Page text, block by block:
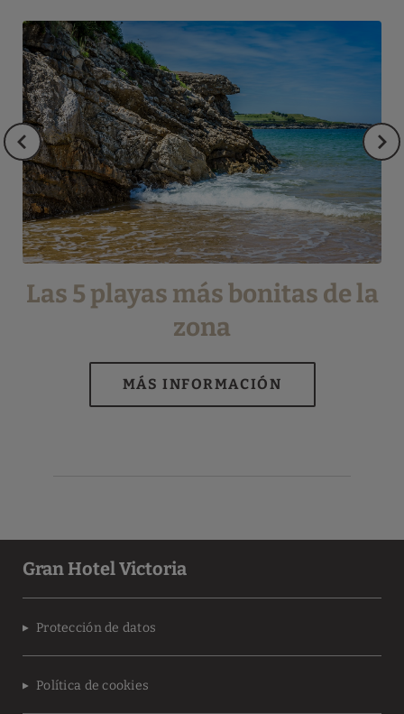
Las 5 playas más bonitas de la
zona
Gran Hotel Victoria
Protección de datos
Política de cookies